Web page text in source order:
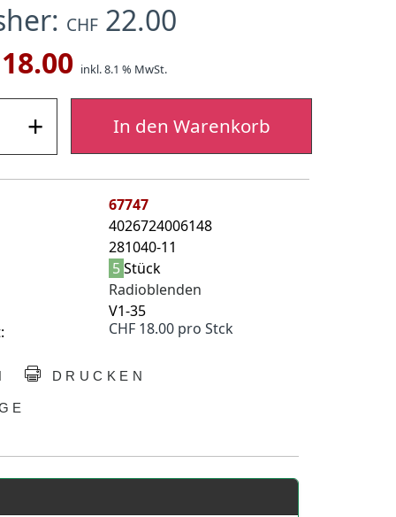
CHF22.00
inkl. 8.1 % MwSt.
+ In den Warenkorb
67747
4026724006148
281040-11
5Stück
Radioblenden
V1-35
CHF 18.00 pro Stck
DRUCKEN